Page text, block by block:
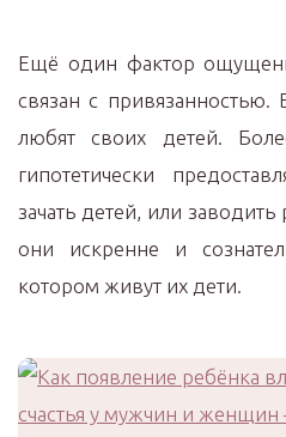
Ещё один фактор
связан с привязанностью.
любят своих детей.
гипотетически
зачать детей, или
они искренне и
котором живут их дети.